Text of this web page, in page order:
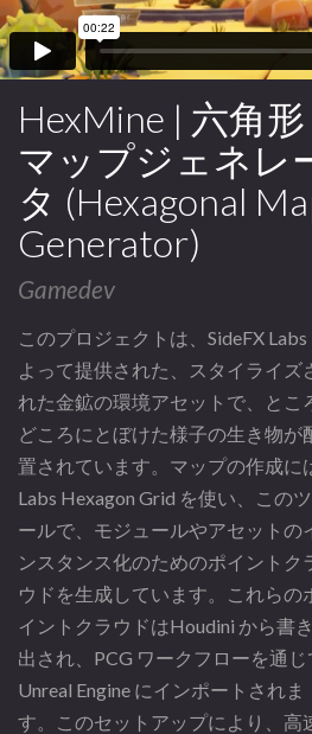
HexMine | 六角形
マップジェネレ
タ (Hexagonal
Generator)
Gamedev
このプロジェクトは、SideFX Labs
よって提供された、スタイライズ
れた金鉱の環境アセットで、とこ
どころにとぼけた様子の生き物が
置されています。マップの作成に
Labs Hexagon Grid を使い、このツ
ールで、モジュールやアセットの
ンスタンス化のためのポイントク
ウドを生成しています。これらの
イントクラウドはHoudini から書き
出され、PCG ワークフローを通じ
Unreal Engine にインポートされま
す。このセットアップにより、高